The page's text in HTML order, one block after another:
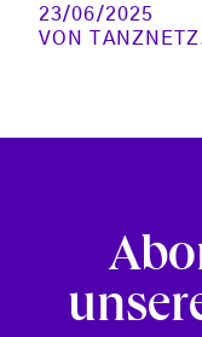
23/06/2025
VON